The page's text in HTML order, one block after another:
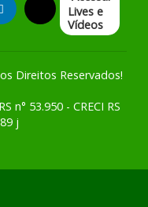
Lives e
Vídeos
Direitos Reservados!
n° 53.950 - CRECI RS
j